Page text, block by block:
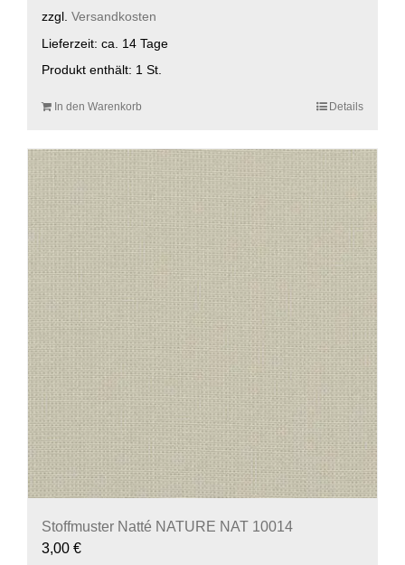
zzgl. Versandkosten
Lieferzeit: ca. 14 Tage
Produkt enthält: 1 St.
In den Warenkorb Details
Stoffmuster Natté NATURE NAT 10014
3,00 €